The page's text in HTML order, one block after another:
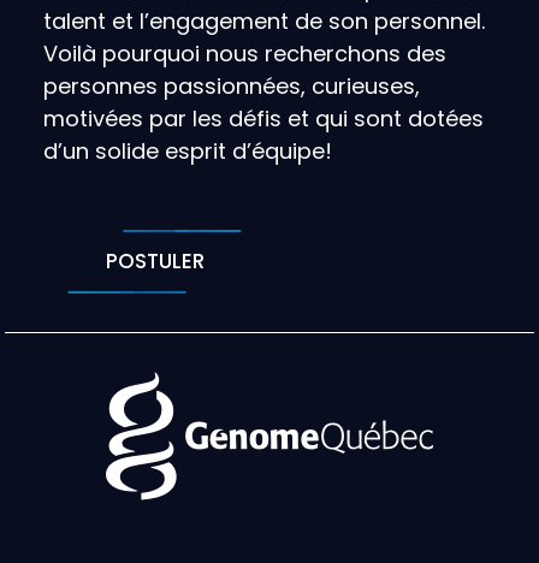
talent et l’engagement de son personnel.
Voilà pourquoi nous recherchons des
personnes passionnées, curieuses,
motivées par les défis et qui sont dotées
d’un solide esprit d’équipe!
POSTULER